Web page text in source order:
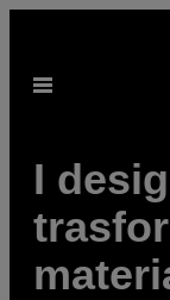
contenuto
Apri
I